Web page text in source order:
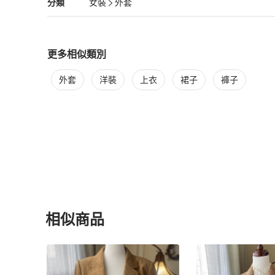
分類 女裝
外套
女裝/外套推薦
更多相似類別
更多 女裝 相似商品推薦
外套 洋裝 上衣 裙子 褲子
相似商品
更多相似女裝推薦精品